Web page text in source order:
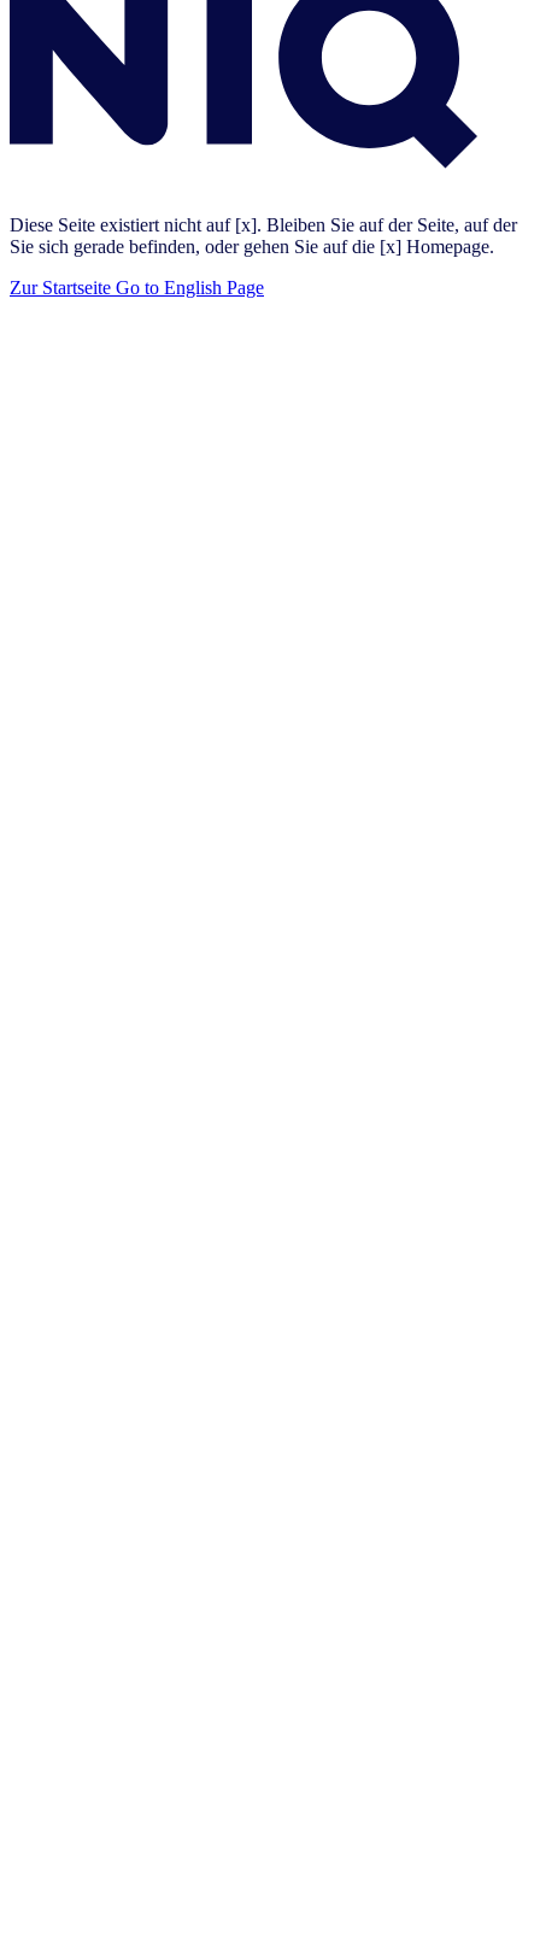
Diese Seite existiert nicht auf [x]. Bleiben Sie auf der Seite, auf der
Sie sich gerade befinden, oder gehen Sie auf die [x] Homepage.
Zur Startseite Go to English Page